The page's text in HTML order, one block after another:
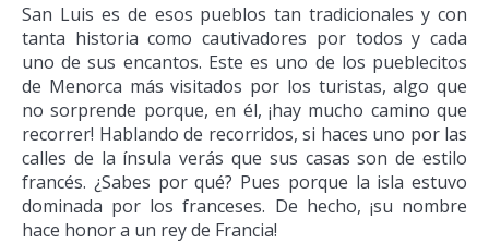
San Luis es de esos pueblos tan tradicionales y con
tanta historia como cautivadores por todos y cada
uno de sus encantos. Este es uno de los pueblecitos
de Menorca más visitados por los turistas, algo que
no sorprende porque, en él, ¡hay mucho camino que
recorrer! Hablando de recorridos, si haces uno por las
calles de la ínsula verás que sus casas son de estilo
francés. ¿Sabes por qué? Pues porque la isla estuvo
dominada por los franceses. De hecho, ¡su nombre
hace honor a un rey de Francia!